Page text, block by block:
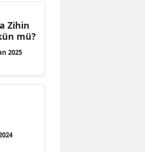
Zihin
mü?
2025